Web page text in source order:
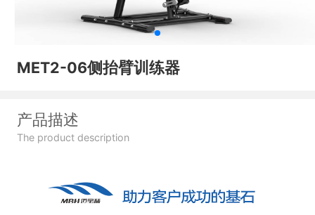
MET2-06侧抬臂训练器
产品描述
The product description